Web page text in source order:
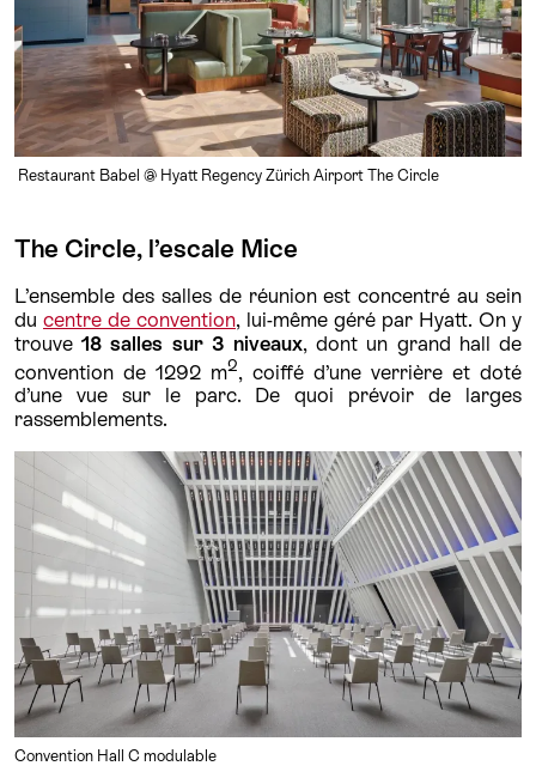
Restaurant Babel @ Hyatt Regency Zürich Airport The Circle
The Circle, l’escale Mice
L’ensemble des salles de réunion est concentré au sein
du centre de convention, lui-même géré par Hyatt. On y
trouve18 salles sur 3 niveaux, dont un grand hall de
convention de 1292 m2, coiffé d’une verrière et doté
d’une vue sur le parc. De quoi prévoir de larges
rassemblements.
Convention Hall C modulable